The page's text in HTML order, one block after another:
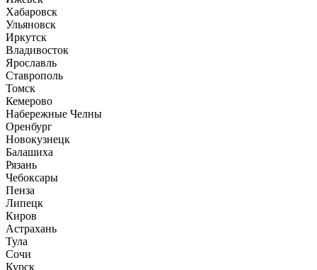
Хабаровск
Ульяновск
Иркутск
Владивосток
Ярославль
Ставрополь
Томск
Кемерово
Набережные Челны
Оренбург
Новокузнецк
Балашиха
Рязань
Чебоксары
Пенза
Липецк
Киров
Астрахань
Тула
Сочи
Курск